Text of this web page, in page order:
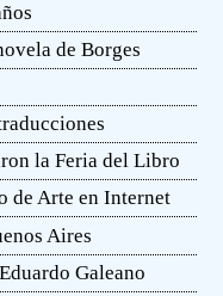
de Borges
la Feria del Libro
de Arte en Internet
Aires
Galeano